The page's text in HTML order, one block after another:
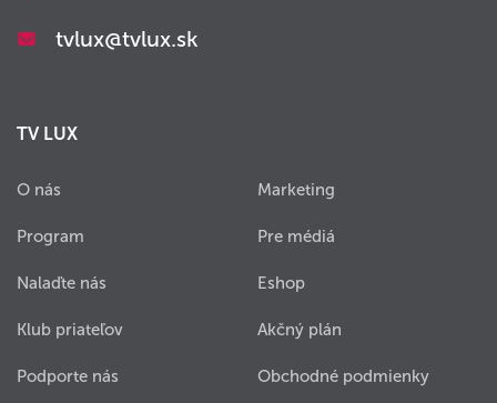
tvlux@tvlux.sk
TV LUX
O nás
Program
Nalaďte nás
Klub priateľov
Podporte nás
Marketing
Pre médiá
Eshop
Akčný plán
Obchodné podmienky